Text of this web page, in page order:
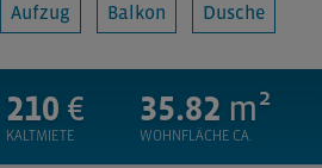
Aufzug Balkon Dusche
210 €
KALTMIETE
35.82 m²
WOHNFLÄCHE CA.